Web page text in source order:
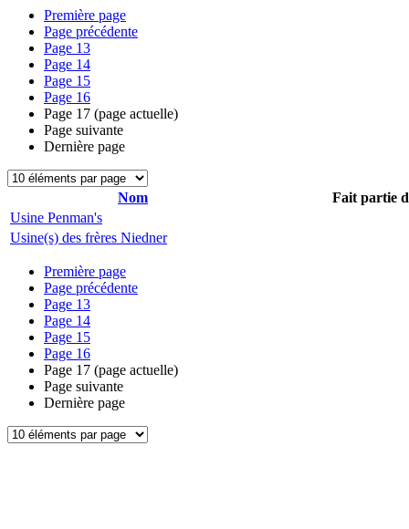
Première page
Page précédente
Page 13
Page 14
Page 15
Page 16
Page 17 (page actuelle)
Page suivante
Dernière page
Nom
Fait partie
Usine Penman's
Usine(s) des frères Niedner
Première page
Page précédente
Page 13
Page 14
Page 15
Page 16
Page 17 (page actuelle)
Page suivante
Dernière page